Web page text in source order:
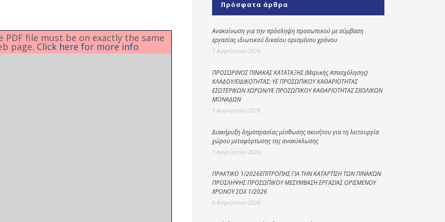
Δημοτική
αστυνομία
Kοινωνικό
φαρμακείο
Πρόγραμμα
“Βοήθεια στο σπίτι”
Κέντρο Ημερήσιας
Φροντίδας
file must be on exactly the same
page. Click here for more info
Πρόσφατα άρθρα
Ανακοίνωση για την πρόσληψη προσωπικού με σύμβαση
εργασίας ιδιωτικού δικαίου ορισμένου χρόνου
7 Αυγούστου 2026
ΠΡΟΣΩΡΙΝΟΣ ΠΙΝΑΚΑΣ ΚΑΤΑΤΑΞΗΣ (Μερικής Απασχόλησης)
ΚΛΑΔΟΥ/ΕΙΔΙΚΟΤΗΤΑΣ: ΥΕ ΠΡΟΣΩΠΙΚΟΥ ΚΑΘΑΡΙΟΤΗΤΑΣ
ΕΣΩΤΕΡΙΚΩΝ ΧΩΡΩΝ/ΥΕ ΠΡΟΣΩΠΙΚΟΥ ΚΑΘΑΡΙΟΤΗΤΑΣ ΣΧΟΛΙΚΩΝ
ΜΟΝΑΔΩΝ
7 Αυγούστου 2026
Διακήρυξη δημοπρασίας μίσθωσης ακινήτου για τη λειτουργία
χώρου μεταφόρτωσης της ανακύκλωσης
7 Αυγούστου 2026
ΠΡΑΚΤΙΚΟ 1/2026ΕΠΙΤΡΟΠΗΣ ΓΙΑ ΤΗΝ ΚΑΤΑΡΤΙΣΗ ΤΩΝ ΠΙΝΑΚΩΝ
ΠΡΟΣΛΗΨΗΣ ΠΡΟΣΩΠΙΚΟΥ ΜΕΣΥΜΒΑΣΗ ΕΡΓΑΣΙΑΣ ΟΡΙΣΜΕΝΟΥ
ΧΡΟΝΟΥ ΣΟΧ 1/2026
6 Αυγούστου 2026